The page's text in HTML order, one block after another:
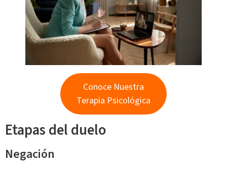
Conoce Nuestra
Terapia Psicológica
Etapas del duelo
Negación